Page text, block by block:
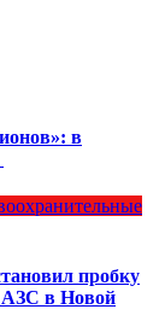
в
пробку
АЗС в Новой